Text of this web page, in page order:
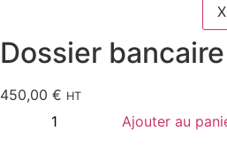
X
Dossier bancaire
450,00 € HT
Ajouter au